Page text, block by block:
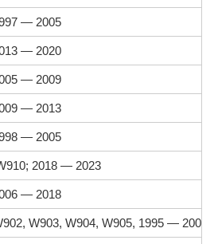
— 2005
— 2020
— 2009
— 2013
— 2005
2018 — 2023
— 2018
W903, W904, W905, 1995 — 2005